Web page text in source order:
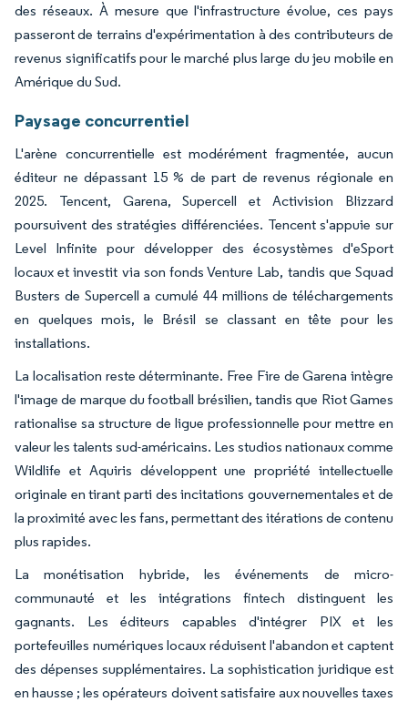
des réseaux. À mesure que l'infrastructure évolue, ces pays
passeront de terrains d'expérimentation à des contributeurs de
revenus significatifs pour le marché plus large du jeu mobile en
Amérique du Sud.
Paysage concurrentiel
L'arène concurrentielle est modérément fragmentée, aucun
éditeur ne dépassant 15 % de part de revenus régionale en
2025. Tencent, Garena, Supercell et Activision Blizzard
poursuivent des stratégies différenciées. Tencent s'appuie sur
Level Infinite pour développer des écosystèmes d'eSport
locaux et investit via son fonds Venture Lab, tandis que Squad
Busters de Supercell a cumulé 44 millions de téléchargements
en quelques mois, le Brésil se classant en tête pour les
installations.
La localisation reste déterminante. Free Fire de Garena intègre
l'image de marque du football brésilien, tandis que Riot Games
rationalise sa structure de ligue professionnelle pour mettre en
valeur les talents sud-américains. Les studios nationaux comme
Wildlife et Aquiris développent une propriété intellectuelle
originale en tirant parti des incitations gouvernementales et de
la proximité avec les fans, permettant des itérations de contenu
plus rapides.
La monétisation hybride, les événements de micro-
communauté et les intégrations fintech distinguent les
gagnants. Les éditeurs capables d'intégrer PIX et les
portefeuilles numériques locaux réduisent l'abandon et captent
des dépenses supplémentaires. La sophistication juridique est
en hausse ; les opérateurs doivent satisfaire aux nouvelles taxes